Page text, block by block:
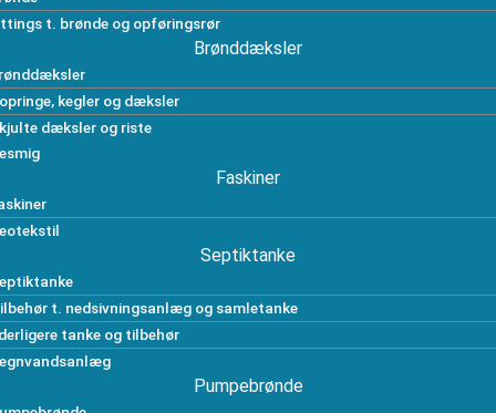
t. brønde og opføringsrør
Brønddæksler
kegler og dæksler
dæksler og riste
Faskiner
Septiktanke
t. nedsivningsanlæg og samletanke
tanke og tilbehør
Pumpebrønde